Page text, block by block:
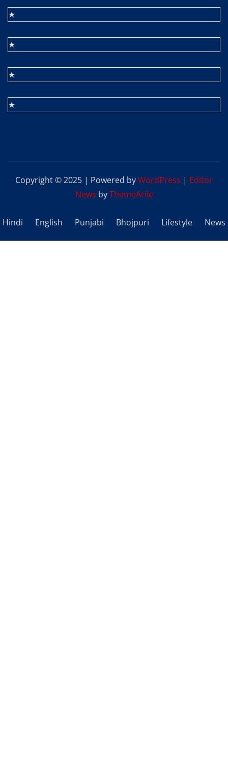
★
★
★
★
Copyright © 2025 | Powered byWordPress | Editor
News byThemeArile
Hindi English Punjabi Bhojpuri Lifestyle News